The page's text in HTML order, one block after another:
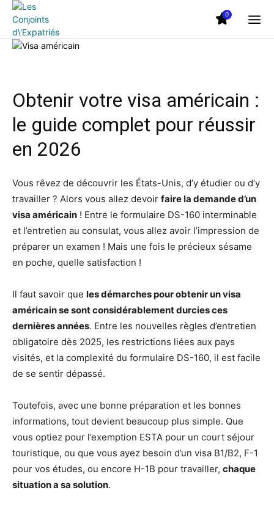
0
Obtenir votre visa américain :
le guide complet pour réussir
en 2026
Vous rêvez de découvrir les États-Unis, d’y étudier ou d’y
travailler ? Alors vous allez devoir faire la demande d’un
visa américain ! Entre le formulaire DS-160 interminable
et l’entretien au consulat, vous allez avoir l’impression de
préparer un examen ! Mais une fois le précieux sésame
en poche, quelle satisfaction !
Il faut savoir que les démarches pour obtenir un visa
américain se sont considérablement durcies ces
dernières années. Entre les nouvelles règles d’entretien
obligatoire dès 2025, les restrictions liées aux pays
visités, et la complexité du formulaire DS-160, il est facile
de se sentir dépassé.
Toutefois, avec une bonne préparation et les bonnes
informations, tout devient beaucoup plus simple. Que
vous optiez pour l’exemption ESTA pour un court séjour
touristique, ou que vous ayez besoin d’un visa B1/B2, F-1
pour vos études, ou encore H-1B pour travailler, chaque
situation a sa solution.